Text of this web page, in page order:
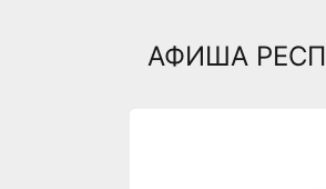
АФИША